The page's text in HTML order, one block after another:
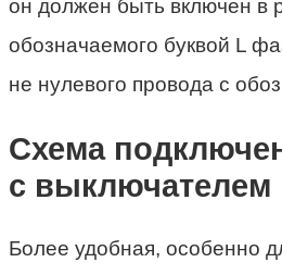
он должен быть включен в
обозначаемого буквой L
не нулевого провода с
Схема
с выключателем
Более удобная, особенно